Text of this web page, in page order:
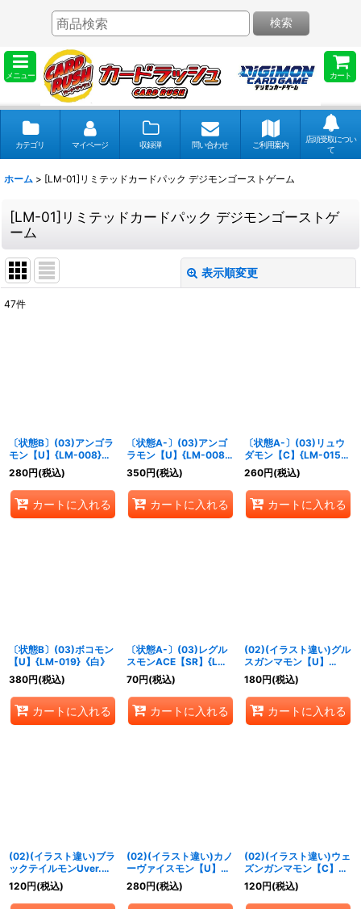
メニュー カート
検索
カテゴリ マイページ 収録弾 問い合わせ ご利用案内
店頭受取につい
て
ホーム > [LM-01]リミテッドカードパック デジモンゴーストゲーム
[LM-01]リミテッドカードパック デジモンゴーストゲ
ーム
表示順変更
47件
〔状態B〕(03)アンゴラ
モン【U】{LM-008}
《緑》
280円(税込)
カートに入れる
〔状態A-〕(03)アンゴ
ラモン【U】{LM-008}
《緑》
350円(税込)
カートに入れる
〔状態A-〕(03)リュウ
ダモン【C】{LM-015}
《黒》
260円(税込)
カートに入れる
〔状態B〕(03)ボコモン
【U】{LM-019}《白》
380円(税込)
カートに入れる
〔状態A-〕(03)レグル
スモンACE【SR】{LM-
017}《紫》
70円(税込)
カートに入れる
(02)(イラスト違い)グル
スガンマモン【U】
{RB1-029}《紫》
180円(税込)
カートに入れる
(02)(イラスト違い)ブラ
ックテイルモンUver.
【R】{RB1-028}《紫》
120円(税込)
(02)(イラスト違い)カノ
ーヴァイスモン【U】
{RB1-009}《赤》
280円(税込)
(02)(イラスト違い)ウェ
ズンガンマモン【C】
{BT10-050}《緑》
120円(税込)